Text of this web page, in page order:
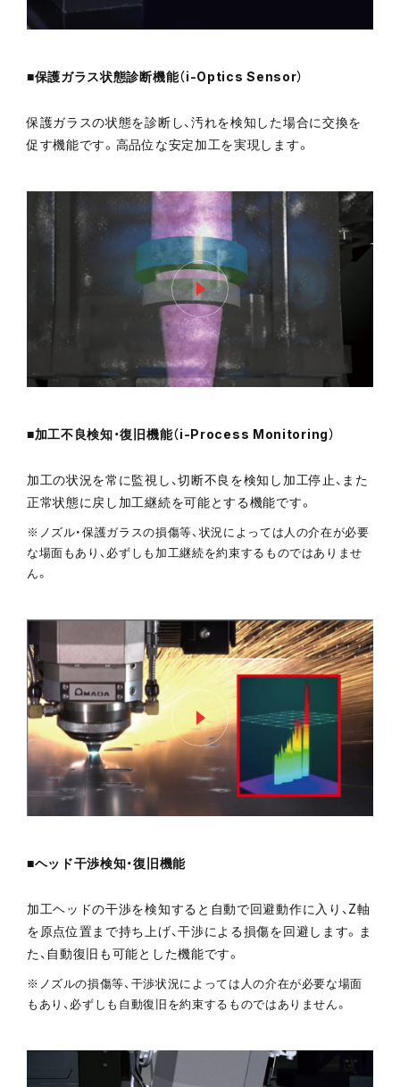
■保護ガラス状態診断機能（i-Optics Sensor）
保護ガラスの状態を診断し、汚れを検知した場合に交換を
促す機能です。高品位な安定加工を実現します。
■加工不良検知・復旧機能（i-Process Monitoring）
加工の状況を常に監視し、切断不良を検知し加工停止、また
正常状態に戻し加工継続を可能とする機能です。
※ノズル・保護ガラスの損傷等、状況によっては人の介在が必要
な場面もあり、必ずしも加工継続を約束するものではありませ
ん。
■ヘッド干渉検知・復旧機能
加工ヘッドの干渉を検知すると自動で回避動作に入り、Z軸
を原点位置まで持ち上げ、干渉による損傷を回避します。ま
た、自動復旧も可能とした機能です。
※ノズルの損傷等、干渉状況によっては人の介在が必要な場面
もあり、必ずしも自動復旧を約束するものではありません。